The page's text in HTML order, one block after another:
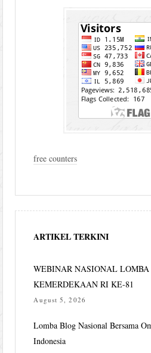
free counters
ARTIKEL TERKINI
WEBINAR NASIONAL
KEMERDEKAAN RI KE-81
August 5, 2026
Lomba Blog Nasional Bersama
Indonesia